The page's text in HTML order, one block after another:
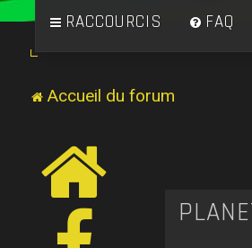
RACCOURCIS FAQ
Accueil du forum